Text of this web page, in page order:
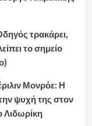
τρακάρει,
το σημείο
Μονρόε: Η
ψυχή της στον
Λιδωρίκη